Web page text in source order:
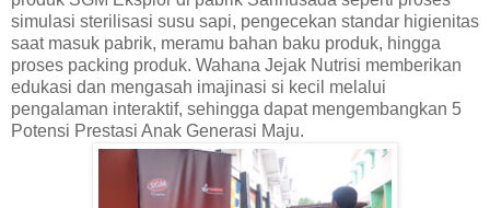
simulasi sterilisasi susu sapi, pengecekan standar higienitas
saat masuk pabrik, meramu bahan baku produk, hingga
proses packing produk. Wahana Jejak Nutrisi memberikan
edukasi dan mengasah imajinasi si kecil melalui
pengalaman interaktif, sehingga dapat mengembangkan 5
Potensi Prestasi Anak Generasi Maju.